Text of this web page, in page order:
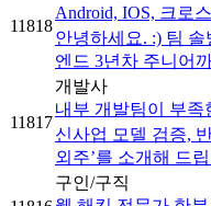
11818
Android, IOS, 크로
안녕하세요. :) 팀
엔드 3년차 주니어
11817
개발사
내부 개발팀이 부
신사업 모델 검증,
외주’를 소개해 드
구인/구직